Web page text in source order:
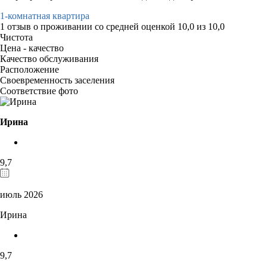
1-комнатная квартира
1 отзыв о проживании со средней оценкой 10,0 из 10,0
Чистота
Цена - качество
Качество обслуживания
Расположение
Своевременность заселения
Соответствие фото
Ирина
9,7
июль 2026
Ирина
9,7